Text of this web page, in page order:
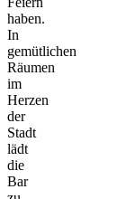
haben.
In
gemütlichen
Räumen
im
Herzen
der
Stadt
lädt
die
Bar